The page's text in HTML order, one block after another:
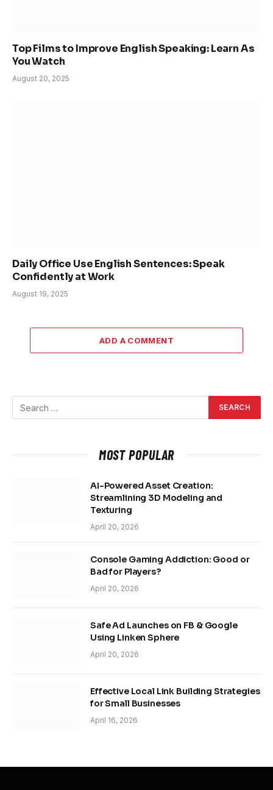
Top Films to Improve English Speaking: Learn As
You Watch
August 20, 2025
Daily Office Use English Sentences: Speak
Confidently at Work
August 19, 2025
ADD A COMMENT
MOST POPULAR
AI-Powered Asset Creation:
Streamlining 3D Modeling and
Texturing
April 20, 2026
Console Gaming Addiction: Good or
Bad for Players?
April 20, 2026
Safe Ad Launches on FB & Google
Using Linken Sphere
April 20, 2026
Effective Local Link Building Strategies
for Small Businesses
April 16, 2026